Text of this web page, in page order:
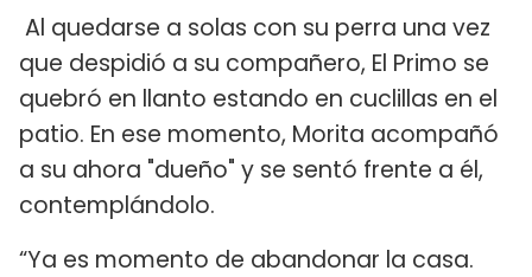
Al quedarse a solas con su perra una vez
que despidió a su compañero, El Primo se
quebró en llanto estando en cuclillas en el
patio. En ese momento, Morita acompañó
a su ahora "dueño" y se sentó frente a él,
contemplándolo.
“Ya es momento de abandonar la casa.